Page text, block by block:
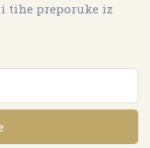
tihe preporuke iz